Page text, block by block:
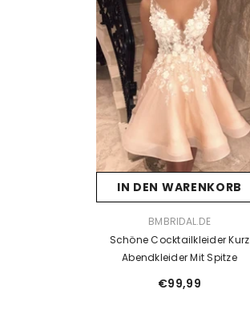
IN DEN WARENKORB
BMBRIDAL.DE
Schöne Cocktailkleider Kurz
Abendkleider Mit Spitze
€99,99